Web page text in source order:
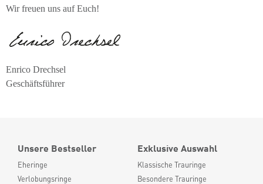
Wir freuen uns auf Euch!
Enrico Drechsel
Geschäftsführer
Unsere Bestseller
Eheringe
Verlobungsringe
Exklusive Auswahl
Klassische Trauringe
Besondere Trauringe